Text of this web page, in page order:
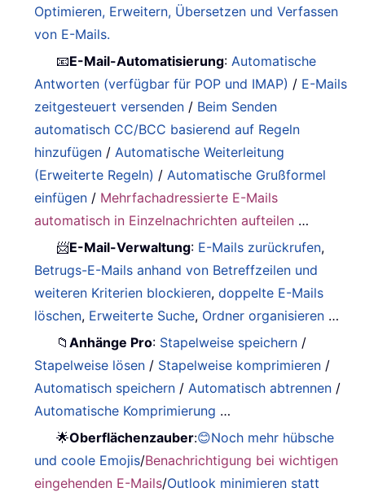
Optimieren, Erweitern, Übersetzen und Verfassen
von E-Mails.
📧E-Mail-Automatisierung: Automatische
Antworten (verfügbar für POP und IMAP) / E-Mails
zeitgesteuert versenden / Beim Senden
automatisch CC/BCC basierend auf Regeln
hinzufügen / Automatische Weiterleitung
(Erweiterte Regeln) / Automatische Grußformel
einfügen / Mehrfachadressierte E-Mails
automatisch in Einzelnachrichten aufteilen …
📨E-Mail-Verwaltung: E-Mails zurückrufen,
Betrugs-E-Mails anhand von Betreffzeilen und
weiteren Kriterien blockieren,doppelte E-Mails
löschen, Erweiterte Suche, Ordner organisieren …
📁Anhänge Pro: Stapelweise speichern /
Stapelweise lösen / Stapelweise komprimieren /
Automatisch speichern / Automatisch abtrennen /
Automatische Komprimierung …
🌟Oberflächenzauber:😊Noch mehr hübsche
und coole Emojis/Benachrichtigung bei wichtigen
eingehenden E-Mails/Outlook minimieren statt